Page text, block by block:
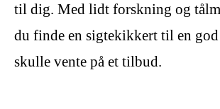
til dig. Med lidt forskning og
du finde en sigtekikkert til en
skulle vente på et tilbud.